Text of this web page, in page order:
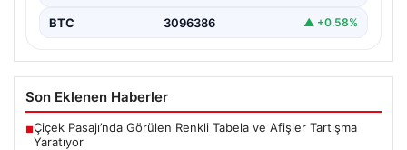
BTC 3096386 ▲ +0.58%
Son Eklenen Haberler
■Çiçek Pasajı’nda Görülen Renkli Tabela ve Afişler Tartışma
Yaratıyor